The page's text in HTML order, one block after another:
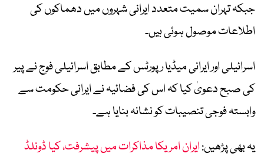
جبکہ تہران سمیت متعدد ایرانی شہروں میں دھماکوں کی
اطلاعات موصول ہوئی ہیں۔
اسرائیلی اور ایرانی میڈیا رپورٹس کے مطابق اسرائیلی فوج نے پیر
کی صبح دعویٰ کیا کہ اس کی فضائیہ نے ایرانی حکومت سے
وابستہ فوجی تنصیبات کو نشانہ بنایا ہے۔
یہ بھی پڑھیں:ایران امریکا مذاکرات میں پیشرفت، کیا ڈونلڈ